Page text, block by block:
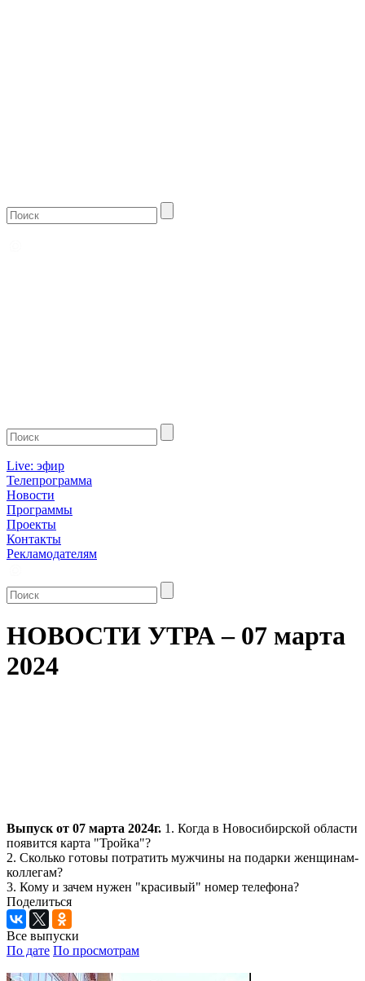
Live: эфир
Телепрограмма
Новости
Программы
Проекты
Контакты
Рекламодателям
НОВОСТИ УТРА – 07 марта
2024
Выпуск от 07 марта 2024г. 1. Когда в Новосибирской области
появится карта "Тройка"?
2. Сколько готовы потратить мужчины на подарки женщинам-
коллегам?
3. Кому и зачем нужен "красивый" номер телефона?
Поделиться
Все выпуски
По дате По просмотрам